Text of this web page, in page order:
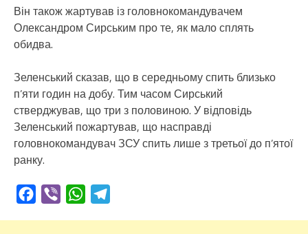
Він також жартував із головнокомандувачем
Олександром Сирським про те, як мало сплять
обидва.
Зеленський сказав, що в середньому спить близько
п’яти годин на добу. Тим часом Сирський
стверджував, що три з половиною. У відповідь
Зеленський пожартував, що насправді
головнокомандувач ЗСУ спить лише з третьої до п’ятої
ранку.
Facebook
Viber WhatsApp